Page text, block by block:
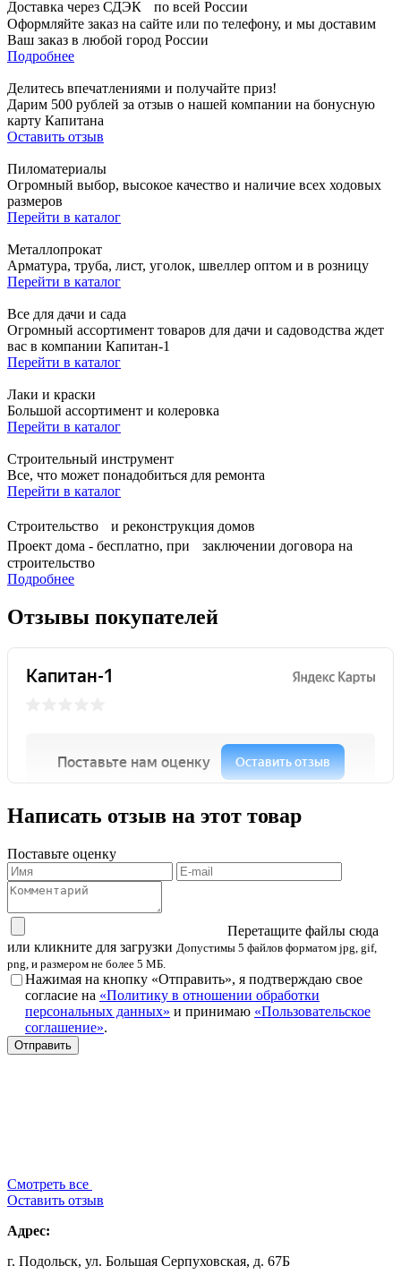
Доставка через СДЭК по всей России
Оформляйте заказ на сайте или по телефону, и мы доставим
Ваш заказ в любой город России
Подробнее
Делитесь впечатлениями и получайте приз!
Дарим 500 рублей за отзыв о нашей компании на бонусную
карту Капитана
Оставить отзыв
Пиломатериалы
Огромный выбор, высокое качество и наличие всех ходовых
размеров
Перейти в каталог
Металлопрокат
Арматура, труба, лист, уголок, швеллер оптом и в розницу
Перейти в каталог
Все для дачи и сада
Огромный ассортимент товаров для дачи и садоводства ждет
вас в компании Капитан-1
Перейти в каталог
Лаки и краски
Большой ассортимент и колеровка
Перейти в каталог
Строительный инструмент
Все, что может понадобиться для ремонта
Перейти в каталог
Строительство и реконструкция домов
Проект дома - бесплатно, при заключении договора на
строительство
Подробнее
Отзывы покупателей
Написать отзыв на этот товар
Поставьте оценку
Перетащите файлы сюда
или кликните для загрузки Допустимы 5 файлов форматом jpg, gif,
png, и размером не более 5 МБ.
Нажимая на кнопку «Отправить», я подтверждаю свое
согласие на «Политику в отношении обработки
персональных данных» и принимаю «Пользовательское
соглашение».
Смотреть все
Оставить отзыв
Адрес:
г. Подольск, ул. Большая Серпуховская, д. 67Б